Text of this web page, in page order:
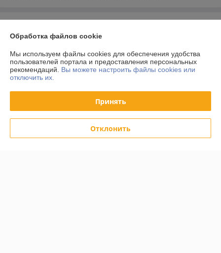
Доставка и оплата
График работы
Полная версия сайта
Политика обработки cookies
Обработка файлов cookie
Мы используем файлы cookies для обеспечения удобства
пользователей портала и предоставления персональных
рекомендаций. Вы можете настроить файлы cookies или
отключить их.
Принять
Отклонить